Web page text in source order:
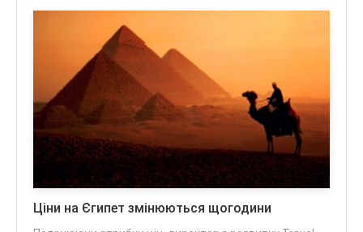
Ціни на Єгипет змінюються щогодини